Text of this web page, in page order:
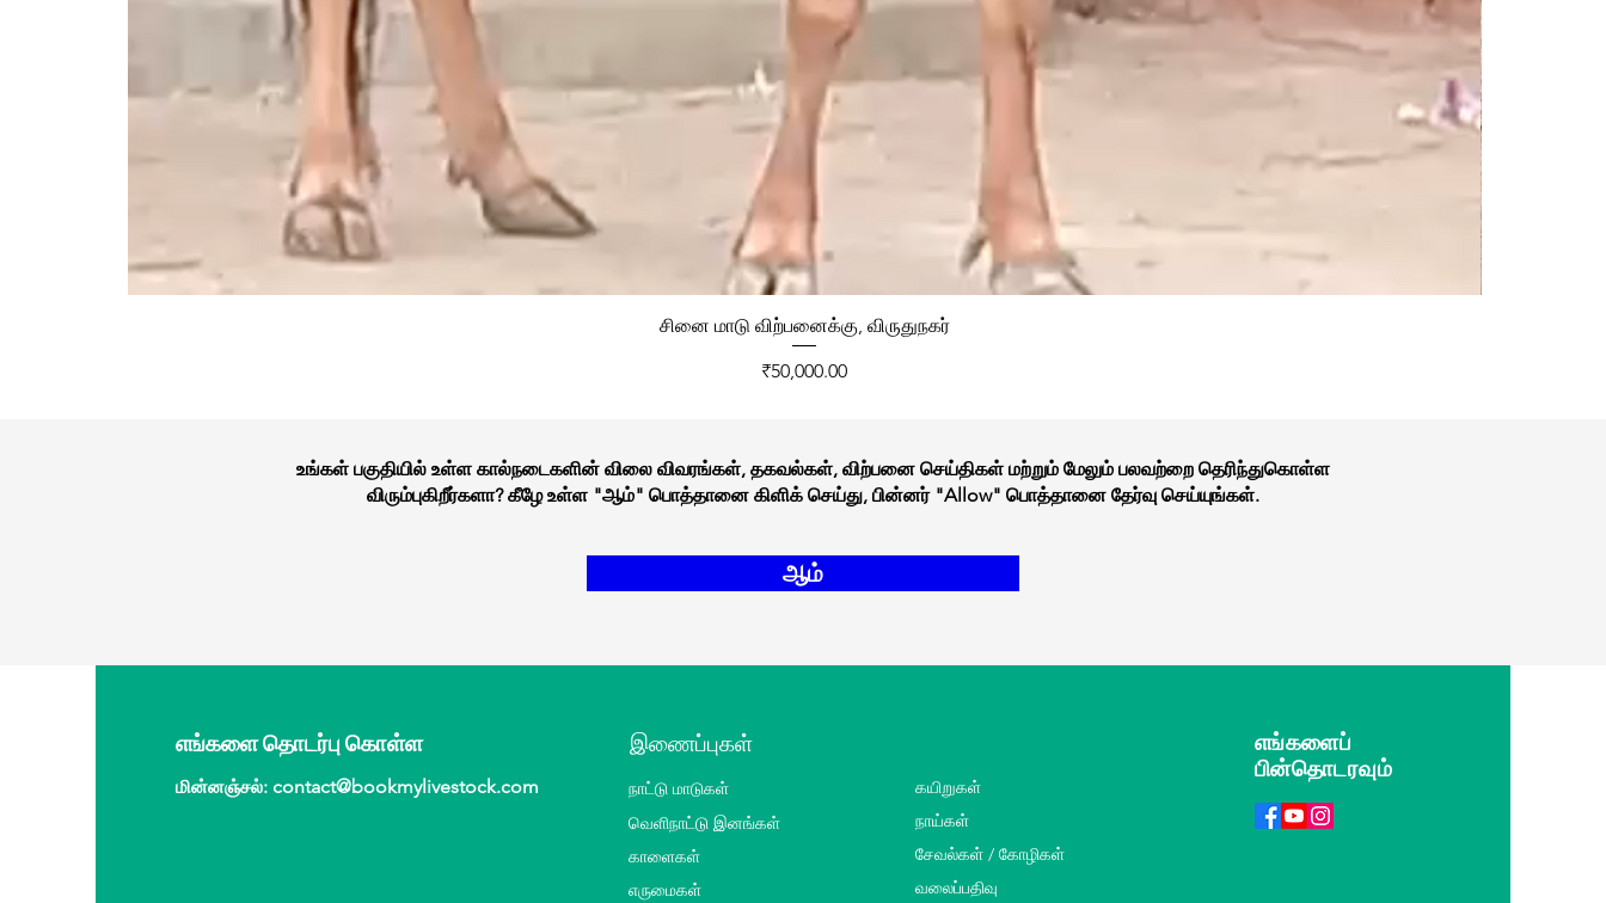
சினை மாடு விற்பனைக்கு, விருதுநகர்
Price
₹50,000.00
உங்கள் பகுதியில் உள்ள கால்நடைகளின் விலை விவரங்கள், தகவல்கள், விற்பனை செய்திகள் மற்றும் மேலும் பலவற்றை தெரிந்துகொள்ள
விரும்புகிறீர்களா? கீழே உள்ள "ஆம்" பொத்தானை கிளிக் செய்து, பின்னர் "Allow" பொத்தானை தேர்வு செய்யுங்கள்.
ஆம்
எங்களை தொடர்பு கொள்ள
மின்னஞ்சல்:contact@bookmylivestock.com
இணைப்புகள்
நாட்டு மாடுகள்
வெளிநாட்டு இனங்கள்
காளைகள்
எருமைகள்
கயிறுகள்
நாய்கள்
சேவல்கள் / கோழிகள்
வலைப்பதிவு
எங்களைப்
பின்தொடரவும்